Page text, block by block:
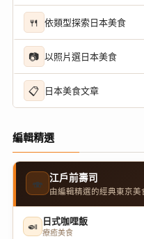
🍴 依類型探索日本美食
📷 以照片選日本美食
📋 日本美食文章
編輯精選
🍣 江戶前壽司
由編輯精選的經典東京美
🍛 日式咖哩飯
療癒美食